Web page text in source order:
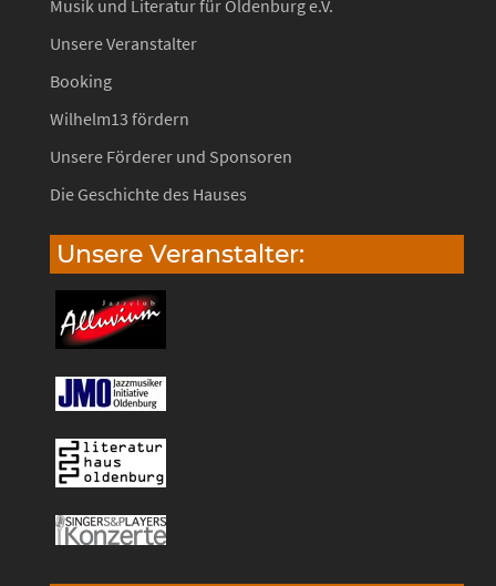
Musik und Literatur für Oldenburg e.V.
Unsere Veranstalter
Booking
Wilhelm13 fördern
Unsere Förderer und Sponsoren
Die Geschichte des Hauses
Unsere Veranstalter: